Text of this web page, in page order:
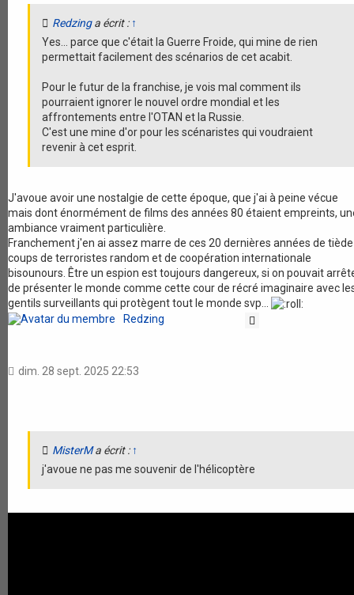
Redzinga écrit : ↑
Yes... parce que c'était la Guerre Froide, qui mine de rien
permettait facilement des scénarios de cet acabit.
Pour le futur de la franchise, je vois mal comment ils
pourraient ignorer le nouvel ordre mondial et les
affrontements entre l'OTAN et la Russie.
C'est une mine d'or pour les scénaristes qui voudraient
revenir à cet esprit.
J'avoue avoir une nostalgie de cette époque, que j'ai à peine vécue
mais dont énormément de films des années 80 étaient empreints,
ambiance vraiment particulière.
Franchement j'en ai assez marre de ces 20 dernières années de
coups de terroristes random et de coopération internationale
bisounours. Être un espion est toujours dangereux, si on pouvait
de présenter le monde comme cette cour de récré imaginaire avec
gentils surveillants qui protègent tout le monde svp...
Redzing
dim. 28 sept. 2025 22:53
MisterMa écrit : ↑
j'avoue ne pas me souvenir de l'hélicoptère